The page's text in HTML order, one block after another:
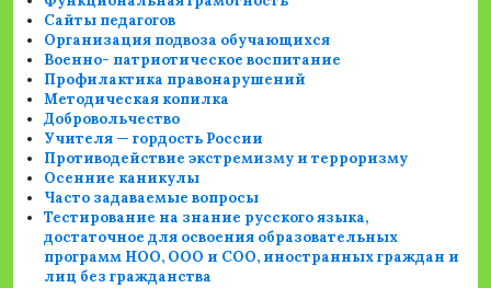
Сайты педагогов
Организация подвоза обучающихся
Военно- патриотическое воспитание
Профилактика правонарушений
Методическая копилка
Добровольчество
Учителя — гордость России
Противодействие экстремизму и терроризму
Осенние каникулы
Часто задаваемые вопросы
Тестирование на знание русского языка,
достаточное для освоения образовательных
программ НОО, ООО и СОО, иностранных граждан и
лиц без гражданства